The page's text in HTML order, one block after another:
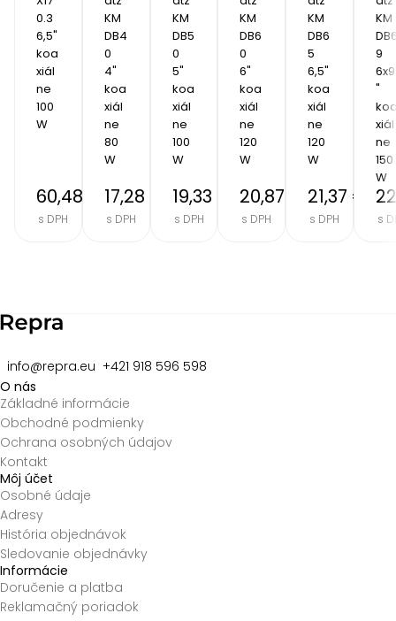
0.3
6,5"
koa
xiál
ne
100
W
60,48 €
s DPH
KM
DB4
0
4"
koa
xiál
ne
80
W
17,28 €
s DPH
KM
DB5
0
5"
koa
xiál
ne
100
W
19,33 €
s DPH
KM
DB6
0
6"
koa
xiál
ne
120
W
20,87 €
s DPH
KM
DB6
5
6,5"
koa
xiál
ne
120
W
21,37 €
s DPH
KM
9
6x9
"
xiál
ne
150
W
s
info@repra.eu +421 918 596 598
O nás
Základné informácie
Obchodné podmienky
Ochrana osobných údajov
Kontakt
Môj účet
Osobné údaje
Adresy
História objednávok
Sledovanie objednávky
Informácie
Doručenie a platba
Reklamačný poriadok